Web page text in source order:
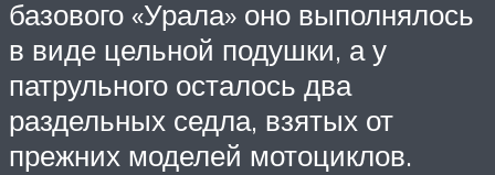
базового «Урала» оно выполнялось
в виде цельной подушки, а у
патрульного осталось два
раздельных седла, взятых от
прежних моделей мотоциклов.